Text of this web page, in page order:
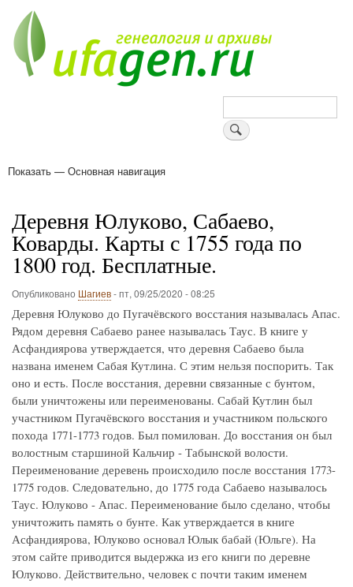
основному
содержанию
Поиск
Основная
Показать — Основная навигация
Деревня Юлуково, Сабаево,
Коварды. Карты с 1755 года по
1800 год. Бесплатные.
Опубликовано Шагиев-пт, 09/25/2020 - 08:25
Деревня Юлуково до Пугачёвского восстания называлась Апас.
Рядом деревня Сабаево ранее называлась Таус. В книге у
Асфандиярова утверждается, что деревня Сабаево была
названа именем Сабая Кутлина. С этим нельзя поспорить. Так
оно и есть. После восстания, деревни связанные с бунтом,
были уничтожены или переименованы. Сабай Кутлин был
участником Пугачёвского восстания и участником польского
похода 1771-1773 годов. Был помилован. До восстания он был
волостным старшиной Кальчир - Табынской волости.
Переименование деревень происходило после восстания 1773-
1775 годов. Следовательно, до 1775 года Сабаево называлось
Таус. Юлуково - Апас. Переименование было сделано, чтобы
уничтожить память о бунте. Как утверждается в книге
Асфандиярова, Юлуково основал Юлык бабай (Юльге). На
этом сайте приводится выдержка из его книги по деревне
Юлуково. Действительно, человек с почти таким именем